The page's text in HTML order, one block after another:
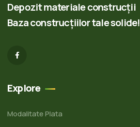
Depozit materiale construcții
Baza construcțiilor tale solide!
Explore
Modalitate Plata